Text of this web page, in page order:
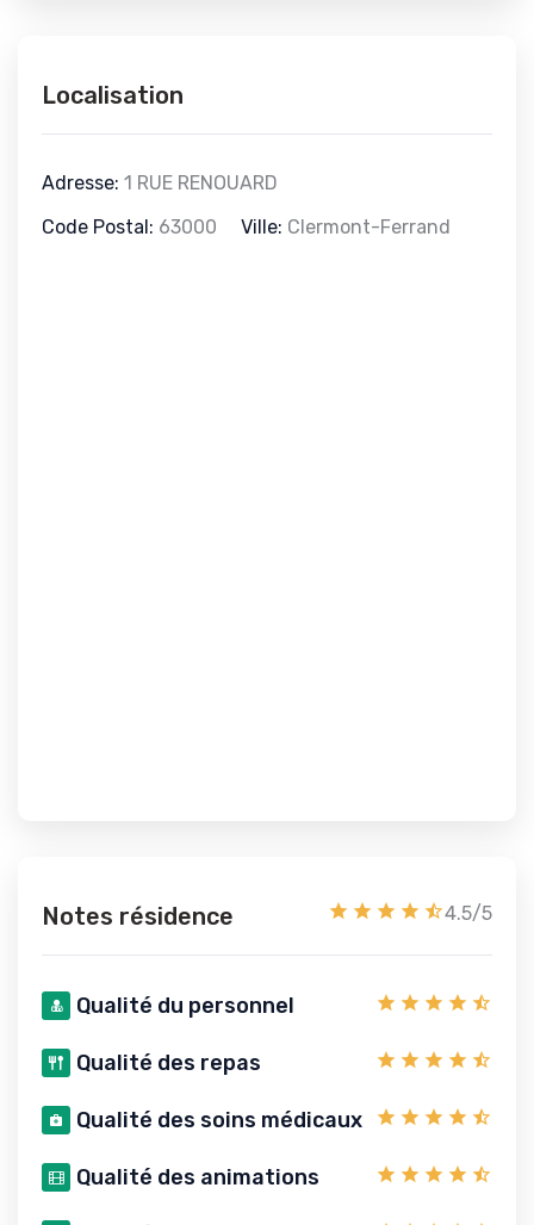
Localisation
Adresse: 1 RUE RENOUARD
Code Postal: 63000 Ville: Clermont-Ferrand
Notes résidence 4.5/5
Qualité du personnel
Qualité des repas
Qualité des soins médicaux
Qualité des animations